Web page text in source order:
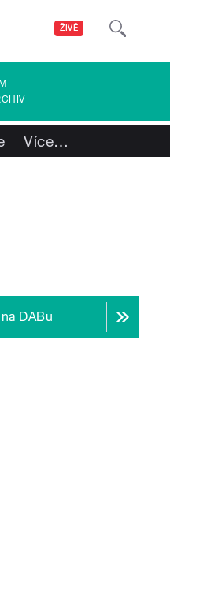
ŽIVĚ
Více…
DABu